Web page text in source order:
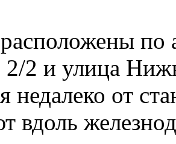
2/2 и улица
недалеко от
вдоль